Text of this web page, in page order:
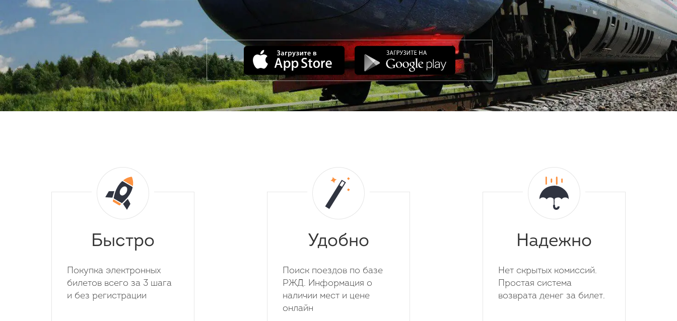
Быстро
Покупка электронных
билетов всего за 3 шага
и без регистрации
Удобно
Поиск поездов по базе
РЖД. Информация о
наличии мест и цене
онлайн
Надежно
Нет скрытых комиссий.
Простая система
возврата денег за билет.